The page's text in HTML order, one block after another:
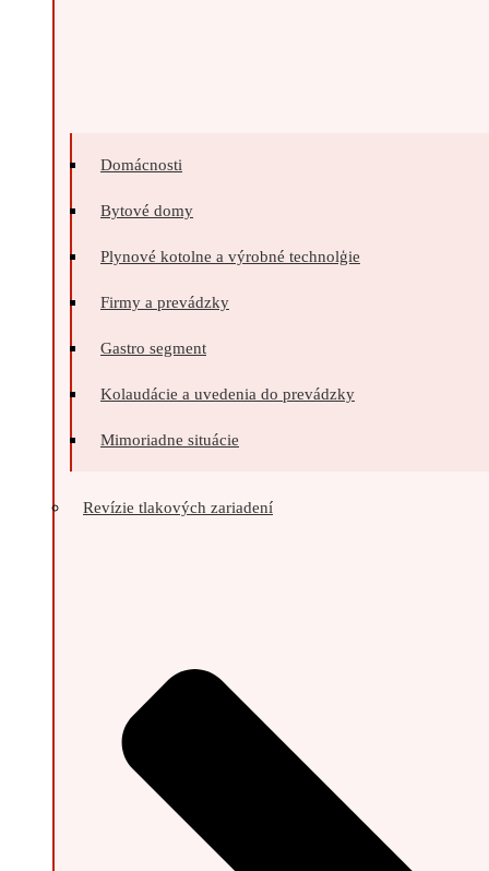
Domácnosti
Bytové domy
Plynové kotolne a výrobné technolģie
Firmy a prevádzky
Gastro segment
Kolaudácie a uvedenia do prevádzky
Mimoriadne situácie
Revízie tlakových zariadení